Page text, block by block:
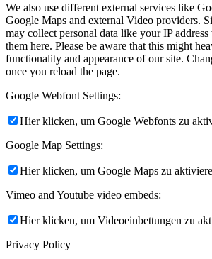
We also use different external services like
Google Maps and external Video providers.
may collect personal data like your IP
them here. Please be aware that this might
functionality and appearance of our site.
once you reload the page.
Google Webfont Settings:
Hier klicken, um Google Webfonts zu
Google Map Settings:
Hier klicken, um Google Maps zu
Vimeo and Youtube video embeds:
Hier klicken, um Videoeinbettungen zu
Privacy Policy